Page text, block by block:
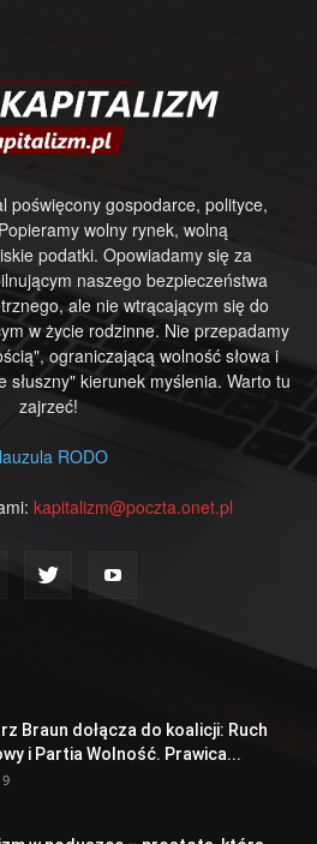
poświęcony gospodarce, polityce,
wolny rynek, wolną
podatki. Opowiadamy się za
naszego bezpieczeństwa
ale nie wtrącającym się do
w życie rodzinne. Nie przepadamy
ograniczającą wolność słowa i
słuszny" kierunek myślenia. Warto tu
zajrzeć!
RODO
kapitalizm@poczta.onet.pl
Braun dołącza do koalicji: Ruch
i Partia Wolność. Prawica...